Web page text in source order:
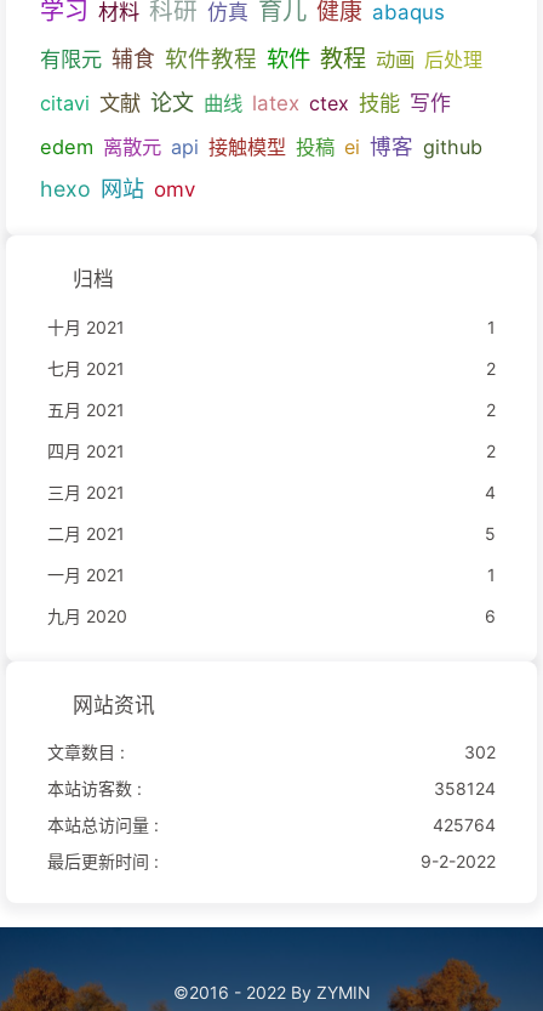
学习 材料 科研 仿真 育儿 健康 abaqus
有限元 辅食 软件教程 软件 教程 动画 后处理
citavi 文献 论文 曲线 latex ctex 技能 写作
edem 离散元 api 接触模型 投稿 ei 博客 github
hexo 网站 omv
归档
十月 2021
1
七月 2021
2
五月 2021
2
四月 2021
2
三月 2021
4
二月 2021
5
一月 2021
1
九月 2020
6
网站资讯
文章数目 :
302
本站访客数 :
358124
本站总访问量 :
425764
最后更新时间 :
9-2-2022
©2016 - 2022 By ZYMIN